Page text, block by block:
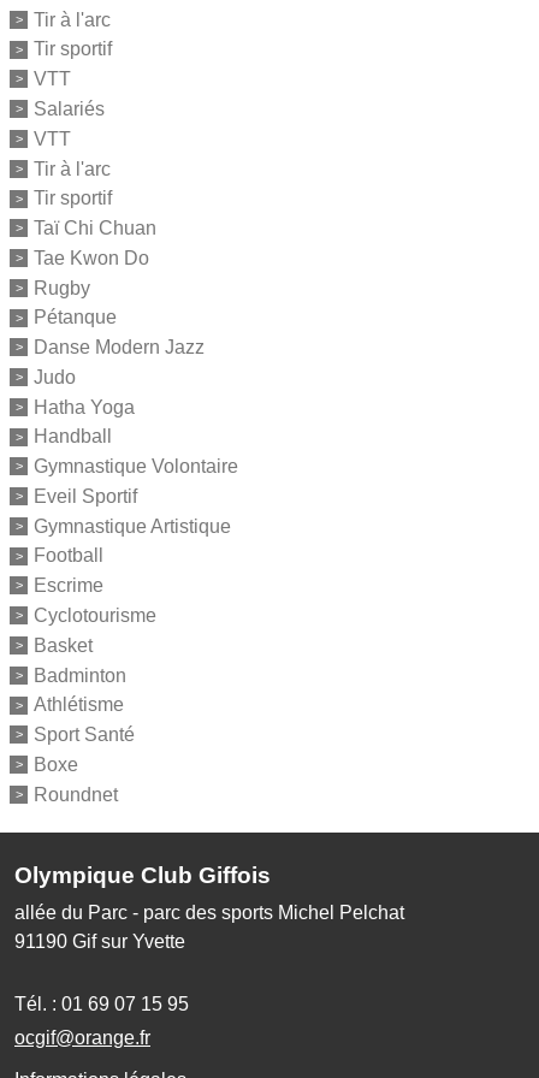
Tir à l'arc
Tir sportif
VTT
Salariés
VTT
Tir à l'arc
Tir sportif
Taï Chi Chuan
Tae Kwon Do
Rugby
Pétanque
Danse Modern Jazz
Judo
Hatha Yoga
Handball
Gymnastique Volontaire
Eveil Sportif
Gymnastique Artistique
Football
Escrime
Cyclotourisme
Basket
Badminton
Athlétisme
Sport Santé
Boxe
Roundnet
Olympique Club Giffois
allée du Parc - parc des sports Michel Pelchat
91190 Gif sur Yvette
Tél. : 01 69 07 15 95
ocgif@orange.fr